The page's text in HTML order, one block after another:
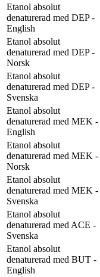
Etanol absolut
denaturerad med DEP -
English
Etanol absolut
denaturerad med DEP -
Norsk
Etanol absolut
denaturerad med DEP -
Svenska
Etanol absolut
denaturerad med MEK -
English
Etanol absolut
denaturerad med MEK -
Norsk
Etanol absolut
denaturerad med MEK -
Svenska
Etanol absolut
denaturerad med ACE -
Svenska
Etanol absolut
denaturerad med BUT -
English